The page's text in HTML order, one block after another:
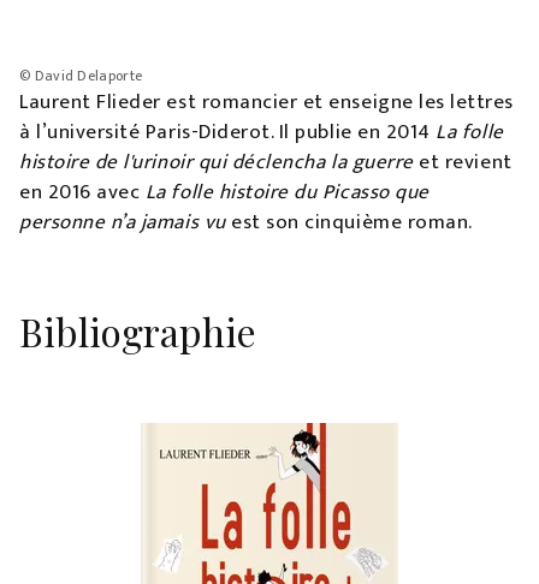
Laurent Flieder est romancier et enseigne les lettres
à l’université Paris-Diderot. Il publie en 2014 La folle
histoire de l'urinoir qui déclencha la guerreet revient
en 2016 avec La folle histoire du Picasso que
personne n’a jamais vuest son cinquième roman.
© David Delaporte
Bibliographie